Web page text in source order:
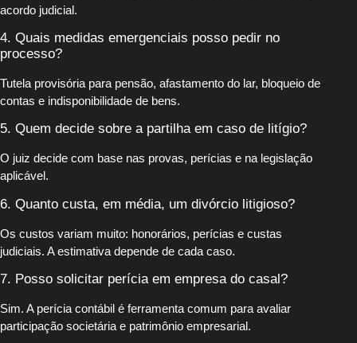
acordo judicial.
4. Quais medidas emergenciais posso pedir no
processo?
Tutela provisória para pensão, afastamento do lar, bloqueio de
contas e indisponibilidade de bens.
5. Quem decide sobre a partilha em caso de litígio?
O juiz decide com base nas provas, perícias e na legislação
aplicável.
6. Quanto custa, em média, um divórcio litigioso?
Os custos variam muito: honorários, perícias e custas
judiciais. A estimativa depende de cada caso.
7. Posso solicitar perícia em empresa do casal?
Sim. A perícia contábil é ferramenta comum para avaliar
participação societária e patrimônio empresarial.